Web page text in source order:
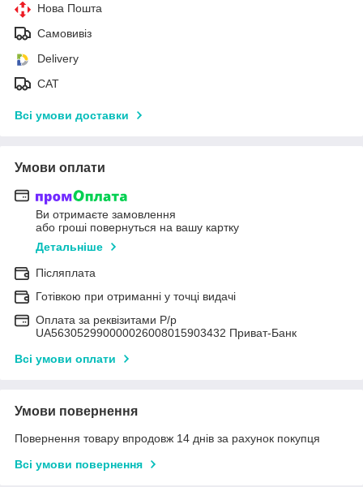
Нова Пошта
Самовивіз
Delivery
САТ
Всі умови доставки
Умови оплати
Ви отримаєте замовлення
або гроші повернуться на вашу картку
Детальніше
Післяплата
Готівкою при отриманні у точці видачі
Оплата за реквізитами Р/р
UA563052990000026008015903432 Приват-Банк
Всі умови оплати
Умови повернення
Повернення товару впродовж 14 днів за рахунок покупця
Всі умови повернення